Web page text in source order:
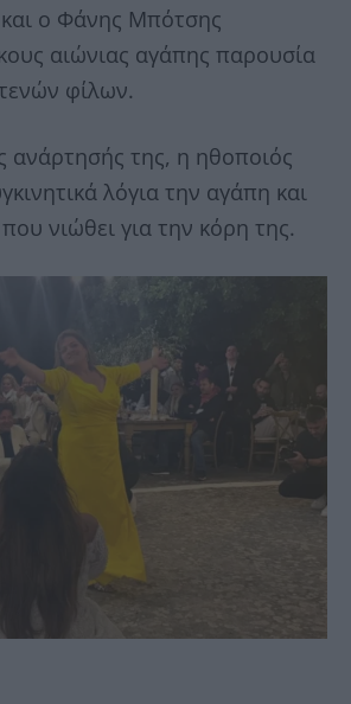
ο Φάνης Μπότσης
αιώνιας αγάπης παρουσία
φίλων.
ανάρτησής της, η ηθοποιός
λόγια την αγάπη και
νιώθει για την κόρη της.